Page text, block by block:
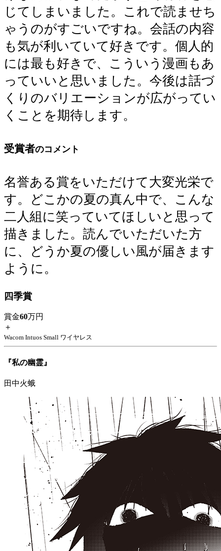
じてしまいました。これで読ませち
ゃうのがすごいですね。会話の内容
も気が利いていて好きです。個人的
には最も好きで、こういう漫画もあ
っていいと思いました。今後は話づ
くりのバリエーションが広がってい
くことを期待します。
受賞者のコメント
名誉ある賞をいただけて大変光栄で
す。どこかの夏の真ん中で、こんな
二人組に笑っていてほしいと思って
描きました。読んでいただいた方
に、どうか夏の優しい風が届きます
ように。
四季賞
賞金60万円
＋
Wacom Intuos Small ワイヤレス
『私の幽霊』
田中火蛾